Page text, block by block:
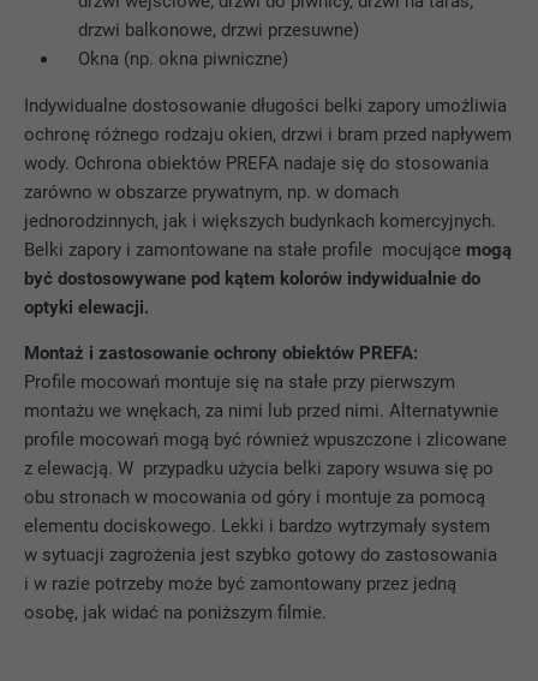
drzwi balkonowe, drzwi przesuwne)
Okna (np. okna piwniczne)
Indywidualne dostosowanie długości belki zapory umożliwia
ochronę różnego rodzaju okien, drzwi i bram przed napływem
wody. Ochrona obiektów PREFA nadaje się do stosowania
zarówno w obszarze prywatnym, np. w domach
jednorodzinnych, jak i większych budynkach komercyjnych.
Belki zapory i zamontowane na stałe profile mocujące mogą
być dostosowywane pod kątem kolorów indywidualnie do
optyki elewacji.
Montaż i zastosowanie ochrony obiektów PREFA:
Profile mocowań montuje się na stałe przy pierwszym
montażu we wnękach, za nimi lub przed nimi. Alternatywnie
profile mocowań mogą być również wpuszczone i zlicowane
z elewacją. W przypadku użycia belki zapory wsuwa się po
obu stronach w mocowania od góry i montuje za pomocą
elementu dociskowego. Lekki i bardzo wytrzymały system
w sytuacji zagrożenia jest szybko gotowy do zastosowania
i w razie potrzeby może być zamontowany przez jedną
osobę, jak widać na poniższym filmie.